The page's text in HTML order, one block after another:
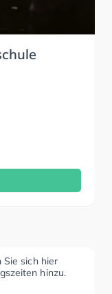
Sie sich hier
hinzu.